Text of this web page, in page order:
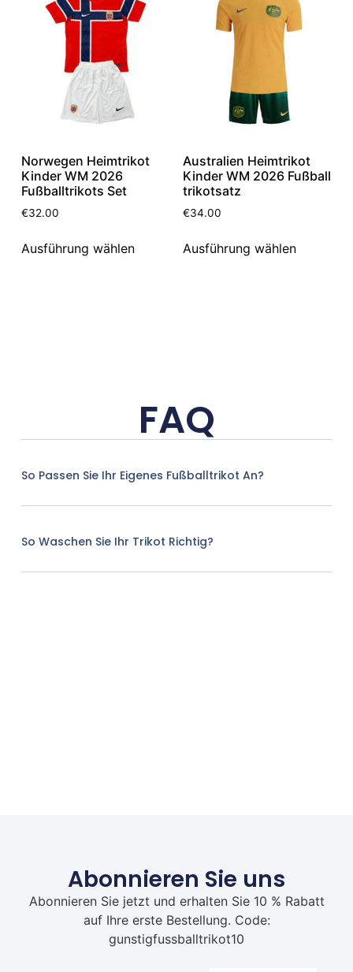
Norwegen Heimtrikot
Kinder WM 2026
Fußballtrikots Set
€32.00
Ausführung wählen
Australien Heimtrikot
Kinder WM 2026 Fußball
trikotsatz
€34.00
Ausführung wählen
FAQ
So Passen Sie Ihr Eigenes Fußballtrikot An?
So Waschen Sie Ihr Trikot Richtig?
Abonnieren Sie uns
Abonnieren Sie jetzt und erhalten Sie 10 % Rabatt
auf Ihre erste Bestellung. Code:
gunstigfussballtrikot10